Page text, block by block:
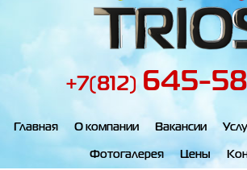
+7(812) 645-
Главная О компании Вакансии
Фотогалерея Цены